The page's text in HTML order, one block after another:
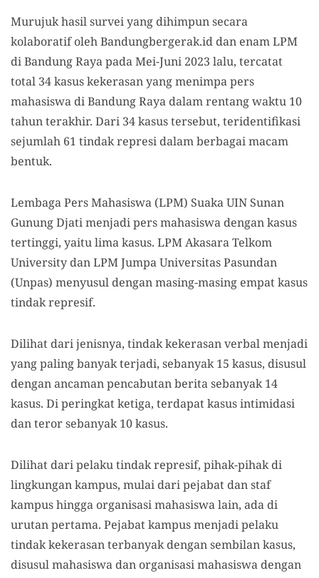
Murujuk hasil survei yang dihimpun secara
kolaboratif oleh Bandungbergerak.id dan enam LPM
di Bandung Raya pada Mei-Juni 2023 lalu, tercatat
total 34 kasus kekerasan yang menimpa pers
mahasiswa di Bandung Raya dalam rentang waktu 10
tahun terakhir. Dari 34 kasus tersebut, teridentifikasi
sejumlah 61 tindak represi dalam berbagai macam
bentuk.
Lembaga Pers Mahasiswa (LPM) Suaka UIN Sunan
Gunung Djati menjadi pers mahasiswa dengan kasus
tertinggi, yaitu lima kasus. LPM Akasara Telkom
University dan LPM Jumpa Universitas Pasundan
(Unpas) menyusul dengan masing-masing empat kasus
tindak represif.
Dilihat dari jenisnya, tindak kekerasan verbal menjadi
yang paling banyak terjadi, sebanyak 15 kasus, disusul
dengan ancaman pencabutan berita sebanyak 14
kasus. Di peringkat ketiga, terdapat kasus intimidasi
dan teror sebanyak 10 kasus.
Dilihat dari pelaku tindak represif, pihak-pihak di
lingkungan kampus, mulai dari pejabat dan staf
kampus hingga organisasi mahasiswa lain, ada di
urutan pertama. Pejabat kampus menjadi pelaku
tindak kekerasan terbanyak dengan sembilan kasus,
disusul mahasiswa dan organisasi mahasiswa dengan